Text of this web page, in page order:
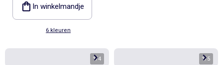
In winkelmandje
6 kleuren
1/4 1/5